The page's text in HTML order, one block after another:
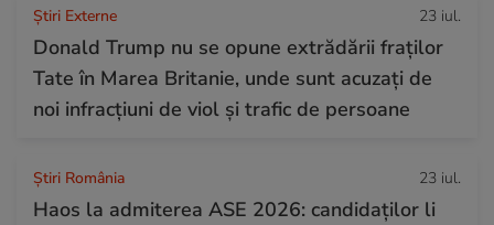
Știri Externe 23 iul.
Donald Trump nu se opune extrădării fraților
Tate în Marea Britanie, unde sunt acuzați de
noi infracțiuni de viol și trafic de persoane
Știri România 23 iul.
Haos la admiterea ASE 2026: candidaților li